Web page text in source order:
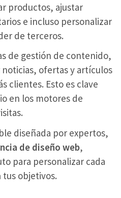
productos, ajustar
e incluso personalizar
de terceros.
de gestión de contenido,
ofertas y artículos
clientes. Esto es clave
en los motores de
diseñada por expertos,
de diseño web,
para personalizar cada
objetivos.